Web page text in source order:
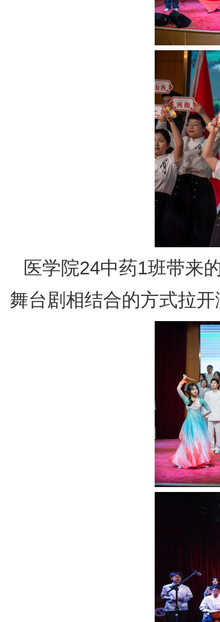
医学院24中药1班带来
舞台剧相结合的方式拉